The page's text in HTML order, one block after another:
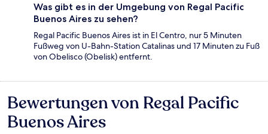
Was gibt es in der Umgebung von Regal Pacific
Buenos Aires zu sehen?
Regal Pacific Buenos Aires ist in El Centro, nur 5 Minuten
Fußweg von U-Bahn-Station Catalinas und 17 Minuten zu Fuß
von Obelisco (Obelisk) entfernt.
Bewertungen
Bewertungen von Regal Pacific
Buenos Aires